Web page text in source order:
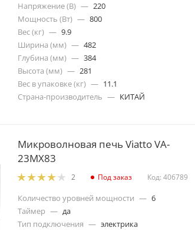
Напряжение (В) — 220
Мощность (Вт) — 800
Вес (кг) — 9.9
Ширина (мм) — 482
Глубина (мм) — 384
Высота (мм) — 281
Вес в упаковке (кг) — 11.1
Страна-производитель — КИТАЙ
Микроволновая печь Viatto VA-
23MX83
2 Под заказ Код: 406789
Количество уровней мощности — 6
Таймер — да
Тип подключения — электрика